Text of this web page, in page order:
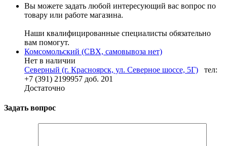
Вы можете задать любой интересующий вас вопрос по
товару или работе магазина.
Наши квалифицированные специалисты обязательно
вам помогут.
Комсомольский (СВХ, самовывоза нет)
Нет в наличии
Северный (г. Красноярск, ул. Северное шоссе, 5Г)
тел:
+7 (391) 2199957 доб. 201
Достаточно
Задать вопрос